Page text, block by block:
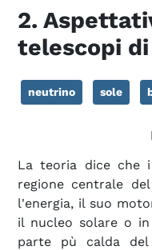
2.
telescopi
neutrino sole
La teoria dice che
regione centrale
l'energia, il suo
il nucleo solare o
parte pù calda